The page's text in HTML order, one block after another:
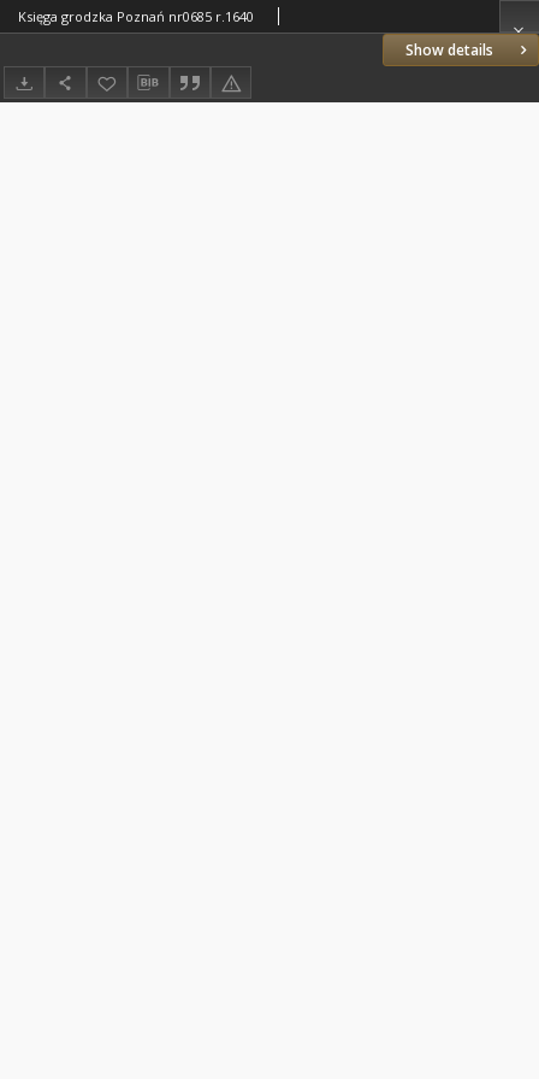
Show details
Księga grodzka Poznań nr0685 r.1640